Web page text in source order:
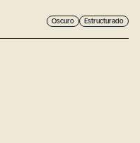
Oscuro Estructurado